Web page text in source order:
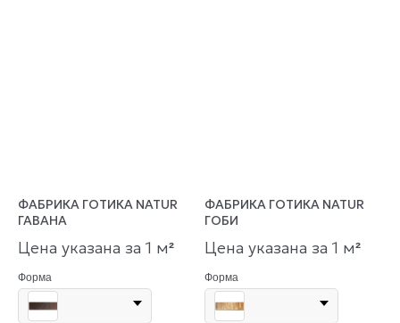
ФАБРИКА ГОТИКА NATUR
ГАВАНА
Цена указана за 1 м²
Форма
ФАБРИКА ГОТИКА NATUR
ГОБИ
Цена указана за 1 м²
Форма